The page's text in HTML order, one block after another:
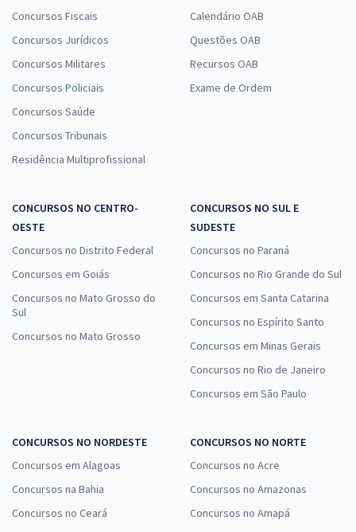
Concursos Fiscais
Concursos Jurídicos
Concursos Militares
Concursos Policiais
Concursos Saúde
Concursos Tribunais
Residência Multiprofissional
Calendário OAB
Questões OAB
Recursos OAB
Exame de Ordem
CONCURSOS NO CENTRO-
OESTE
Concursos no Distrito Federal
Concursos em Goiás
Concursos no Mato Grosso do
Sul
Concursos no Mato Grosso
CONCURSOS NO SUL E
SUDESTE
Concursos no Paraná
Concursos no Rio Grande do Sul
Concursos em Santa Catarina
Concursos no Espírito Santo
Concursos em Minas Gerais
Concursos no Rio de Janeiro
Concursos em São Paulo
CONCURSOS NO NORDESTE
Concursos em Alagoas
Concursos na Bahia
Concursos no Ceará
CONCURSOS NO NORTE
Concursos no Acre
Concursos no Amazonas
Concursos no Amapá